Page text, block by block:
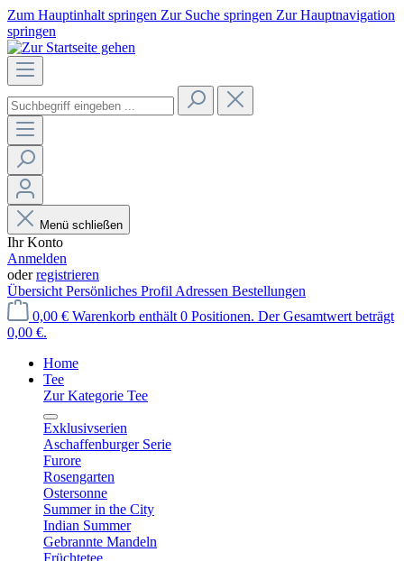
Zum Hauptinhalt springen Zur Suche springen Zur Hauptnavigation
springen
Menü schließen
Ihr Konto
Anmelden
oderregistrieren
Übersicht Persönliches Profil Adressen Bestellungen
0,00 € Warenkorb enthält 0 Positionen. Der Gesamtwert beträgt
0,00 €.
Home
Tee
Zur Kategorie Tee
Exklusivserien
Aschaffenburger Serie
Furore
Rosengarten
Ostersonne
Summer in the City
Indian Summer
Gebrannte Mandeln
Früchtetee